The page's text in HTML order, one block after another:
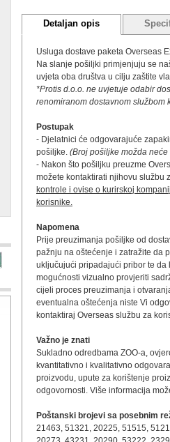
Detaljan opis
Usluga dostave paketa Overseas
Na slanje pošiljki primjenjuju se
uvjeta oba društva u cilju zaštite
*Protis d.o.o. ne uvjetuje odabir
renomiranom dostavnom
Postupak
- Djelatnici će odgovarajuće
pošiljke. (Broj pošiljke možda
- Nakon što pošiljku preuzme
možete kontaktirati njihovu službu
kontrole i ovise o kurirskoj
korisnike.
Napomena
Prije preuzimanja pošiljke od
pažnju na oštećenje i zatražite da
uključujući pripadajući pribor te
mogućnosti vizualno provjeriti
cijeli proces preuzimanja i
eventualna oštećenja niste Vi
kontaktiraj Overseas službu za
Važno je znati
Sukladno odredbama ZOO-a,
kvantitativno i kvalitativno
proizvodu, upute za korištenje
odgovornosti. Više informacija
Poštanski brojevi sa posebnim
21463, 51321, 20225, 51515,